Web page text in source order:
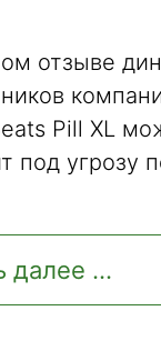
отзыве
Pill XL
под угрозу
далее ...